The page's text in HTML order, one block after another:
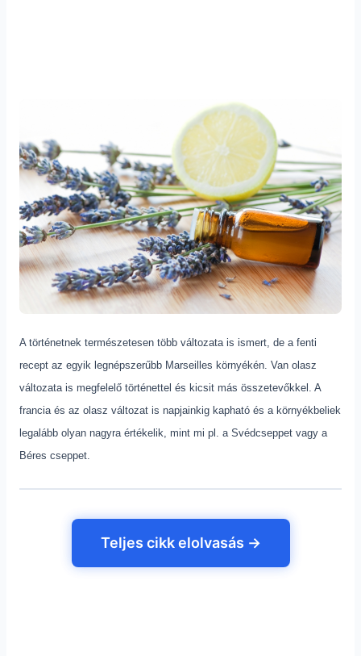
A történetnek természetesen több változata is ismert, de a fenti
recept az egyik legnépszerűbb Marseilles környékén. Van olasz
változata is megfelelő történettel és kicsit más összetevőkkel. A
francia és az olasz változat is napjainkig kapható és a környékbeliek
legalább olyan nagyra értékelik, mint mi pl. a Svédcseppet vagy a
Béres cseppet.
Teljes cikk elolvasás →